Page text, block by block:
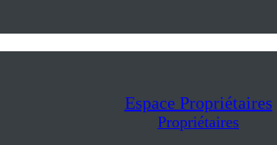
Espace Propriétaires
Propriétaires